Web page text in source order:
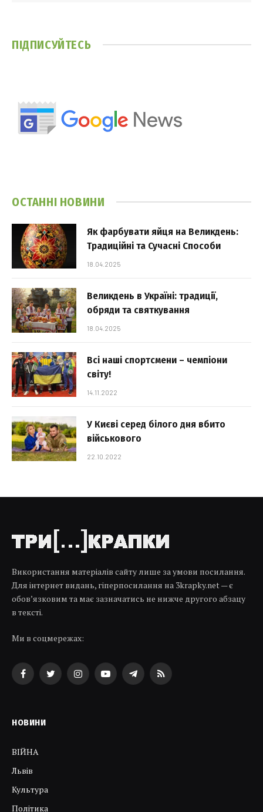
ПІДПИСУЙТЕСЬ
ОСТАННІ НОВИНИ
Як фарбувати яйця на Великдень:
Традиційні та Сучасні Способи
18.04.2025
Великдень в Україні: традиції,
обряди та святкування
18.04.2025
Всі наші спортсмени – чемпіони
світу!
14.11.2022
У Києві серед білого дня вбито
військового
22.10.2022
Використання матеріалів сайту лише за умови посилання.
Для інтернет видань, гіперпосилання на 3krapky.net — є
обов’язковим та має зазначатись не нижче другого абзацу
в тексті.
Ми в соцмережах:
FacebookTwitterInstagramYouTubeTelegramRSS
НОВИНИ
ВІЙНА
Львів
Культура
Політика